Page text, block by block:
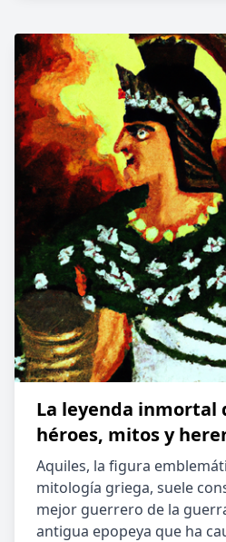
La leyenda inmortal
héroes, mitos y
Aquiles, la figura
mitología griega, suele
mejor guerrero de la
antigua epopeya que ha